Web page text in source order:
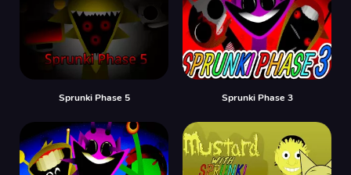
Sprunki Phase 5 Sprunki Phase 3